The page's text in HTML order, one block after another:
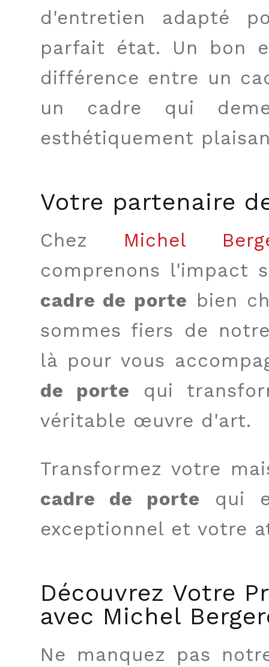
d'entretien adapté
parfait état. Un bon
différence entre un
un cadre qui
esthétiquement
Votre partenaire
Chez Michel
comprenons l'impact
cadre de porte bien
sommes fiers de
là pour vous
de porte qui
véritable œuvre d'art.
Transformez votre
cadre de porte qui
exceptionnel et votre
Découvrez Votre
avec Michel
Ne manquez pas